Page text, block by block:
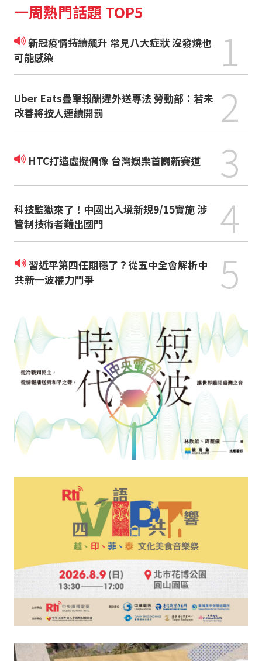
一周熱門話題 TOP5
新冠疫情持續飆升 常見八大症狀 沒發燒也
可能感染
1
Uber Eats疊單報酬違外送專法 勞動部：若未
改善將按人連續開罰
2
HTC打造虛擬偶像 台灣娛樂首闢新賽道 3
科技監獄來了！中國出入境新規9/15實施 涉
管制技術者難出國門
4
習近平第四任期穩了？從五中全會解析中
共新一波權力鬥爭
5